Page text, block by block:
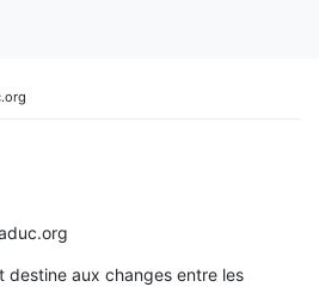
destine aux changes entre les